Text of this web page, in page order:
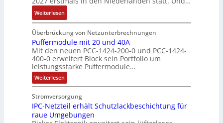
u
f
n
a
h
m
e
,
g
p
r
ä
s
t
e
m
e
e
r
u
m
V
o
r
s
n
d
b
n
i
s
s
e
b
e
s
ä
t
i
M
a
r
k
e
t
i
n
g
e
i
t
S
t
r
u
k
t
u
r
2
0
3
6
f
e
h
l
e
n
4
,
3
Weiterlesen:
A
l
l
A
b
o
u
t
A
u
t
Überbrückung von Netzunterbrechnungen
Puffermodule mit 20 und 40A
Mit den neuen PCC-1424-200-0 und PCC-1424-
400-0 erweitert Block sein Portfolio um
leistungsstarke Puffermodule…
Weiterlesen:
P
f
f
r
Stromversorgung
IPC-Netzteil erhält Schutzlackbeschichtung für
raue Umgebungen